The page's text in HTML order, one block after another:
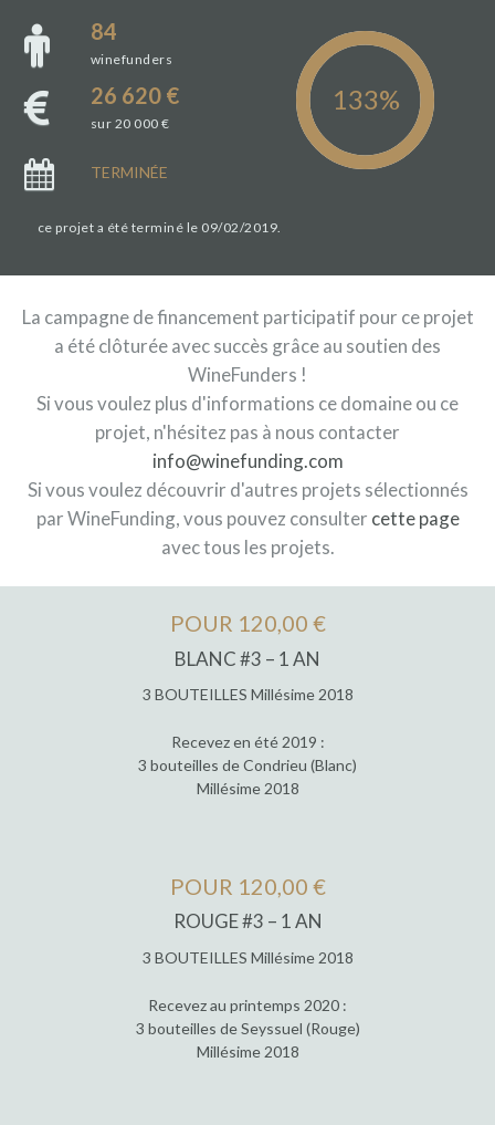
84
winefunders
26 620 €
sur 20 000 €
TERMINÉE
ce projet a été terminé le 09/02/2019.
La campagne de financement participatif pour ce projet
a été clôturée avec succès grâce au soutien des
WineFunders !
Si vous voulez plus d'informations ce domaine ou ce
projet, n'hésitez pas à nous contacter
info@winefunding.com
Si vous voulez découvrir d'autres projets sélectionnés
par WineFunding, vous pouvez consulter cette page
avec tous les projets.
POUR 120,00 €
BLANC #3 – 1 AN
3 BOUTEILLES Millésime 2018
Recevez en été 2019 :
3 bouteilles de Condrieu (Blanc)
Millésime 2018
POUR 120,00 €
ROUGE #3 – 1 AN
3 BOUTEILLES Millésime 2018
Recevez au printemps 2020 :
3 bouteilles de Seyssuel (Rouge)
Millésime 2018